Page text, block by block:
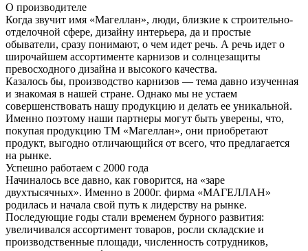
О производителе
Когда звучит имя «Магеллан», люди, близкие к строительно-
отделочной сфере, дизайну интерьера, да и простые
обыватели, сразу понимают, о чем идет речь. А речь идет о
широчайшем ассортименте карнизов и солнцезащиты
превосходного дизайна и высокого качества.
Казалось бы, производство карнизов — тема давно изученная
и знакомая в нашей стране. Однако мы не устаем
совершенствовать нашу продукцию и делать ее уникальной.
Именно поэтому наши партнеры могут быть уверены, что,
покупая продукцию ТМ «Магеллан», они приобретают
продукт, выгодно отличающийся от всего, что предлагается
на рынке.
Успешно работаем с 2000 года
Начиналось все давно, как говорится, на «заре
двухтысячных». Именно в 2000г. фирма «МАГЕЛЛАН»
родилась и начала свой путь к лидерству на рынке.
Последующие годы стали временем бурного развития:
увеличивался ассортимент товаров, росли складские и
производственные площади, численность сотрудников,